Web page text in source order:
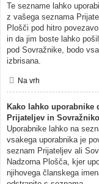
Te sezname lahko
z vašega seznama
Plošči pod hitro
in da jim boste lahko
pod Sovražnike, bodo
izbrisana.
Na vrh
Kako lahko uporabnike
Prijateljev in
Uporabnike lahko na
vsakega uporabnika je
seznam Prijateljev ali
Nadzorna Plošča, kjer
njihovega članskega